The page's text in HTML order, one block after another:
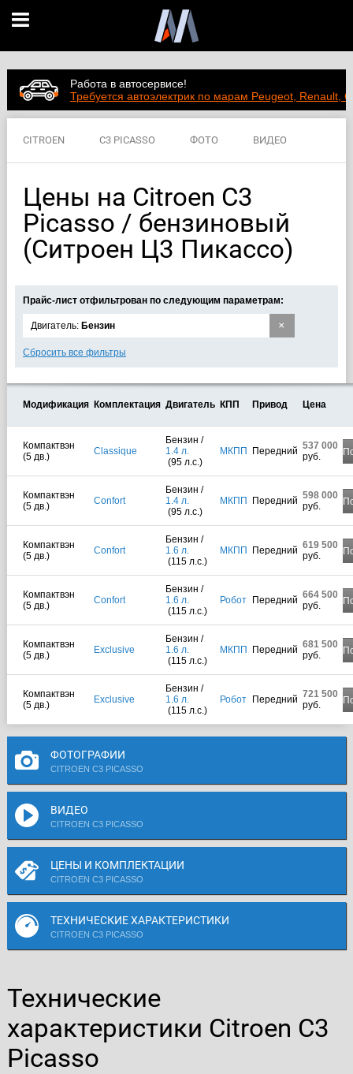
Работа в автосервисе!
Требуется автоэлектрик по марам Peugeot, Renault,
CITROEN C3 PICASSO ФОТО ВИДЕО
Цены на Citroen C3
Picasso / бензиновый
(Ситроен Ц3 Пикассо)
Прайс-лист отфильтрован по следующим параметрам:
×
Двигатель: Бензин
Сбросить все фильтры
Модификация Комплектация Двигатель КПП Привод Цена
Компактвэн
(5 дв.)
Classique
Бензин /
1.4 л.
(95 л.с.)
МКПП Передний 537 000
руб.
Компактвэн
(5 дв.)
Confort
Бензин /
1.4 л.
(95 л.с.)
МКПП Передний 598 000
руб.
Компактвэн
(5 дв.)
Confort
Бензин /
1.6 л.
(115 л.с.)
МКПП Передний 619 500
руб.
Компактвэн
(5 дв.)
Confort
Бензин /
1.6 л.
(115 л.с.)
Робот Передний 664 500
руб.
Компактвэн
(5 дв.)
Exclusive
Бензин /
1.6 л.
(115 л.с.)
МКПП Передний 681 500
руб.
Компактвэн
(5 дв.)
Exclusive
Бензин /
1.6 л.
(115 л.с.)
Робот Передний 721 500
руб.
ФОТОГРАФИИ
CITROEN C3 PICASSO
ВИДЕО
CITROEN C3 PICASSO
ЦЕНЫ И КОМПЛЕКТАЦИИ
CITROEN C3 PICASSO
ТЕХНИЧЕСКИЕ ХАРАКТЕРИСТИКИ
CITROEN C3 PICASSO
Технические
характеристики Citroen C3
Picasso